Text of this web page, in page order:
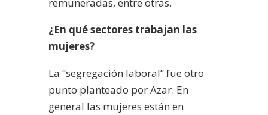
¿En qué sectores trabajan las
mujeres?
La “segregación laboral” fue otro
punto planteado por Azar. En
general las mujeres están en